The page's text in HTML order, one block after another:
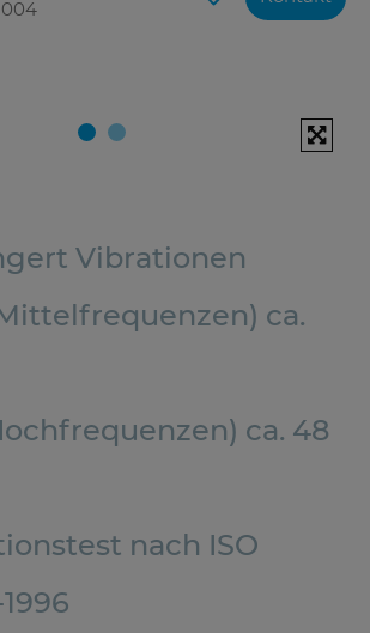
Vibrationen
ca.
ca. 48
nach ISO